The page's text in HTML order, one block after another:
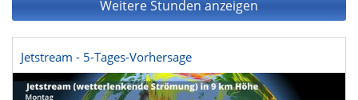
Weitere Stunden anzeigen
Jetstream - 5-Tages-Vorhersage